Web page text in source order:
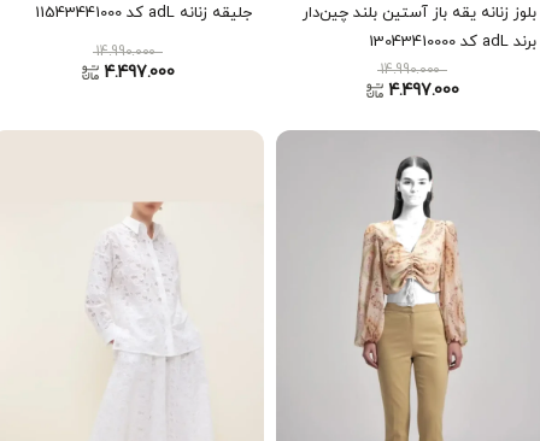
بلوز زنانه یقه باز آستین بلند چین‌دار
برند adL کد 13043410000
14.990.000
4.497.000
جلیقه زنانه adL کد 11543441000
14.990.000
4.497.000